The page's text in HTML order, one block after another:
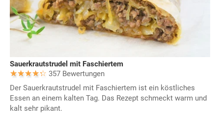
Sauerkrautstrudel mit Faschiertem
357 Bewertungen
Der Sauerkrautstrudel mit Faschiertem ist ein köstliches
Essen an einem kalten Tag. Das Rezept schmeckt warm und
kalt sehr pikant.